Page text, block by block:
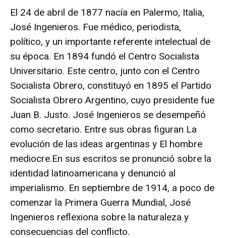
El 24 de abril de 1877 nacía en Palermo, Italia,
José Ingenieros. Fue médico, periodista,
político, y un importante referente intelectual de
su época. En 1894 fundó el Centro Socialista
Universitario. Este centro, junto con el Centro
Socialista Obrero, constituyó en 1895 el Partido
Socialista Obrero Argentino, cuyo presidente fue
Juan B. Justo. José Ingenieros se desempeñó
como secretario. Entre sus obras figuran La
evolución de las ideas argentinas y El hombre
mediocre.En sus escritos se pronunció sobre la
identidad latinoamericana y denunció al
imperialismo. En septiembre de 1914, a poco de
comenzar la Primera Guerra Mundial, José
Ingenieros reflexiona sobre la naturaleza y
consecuencias del conflicto.